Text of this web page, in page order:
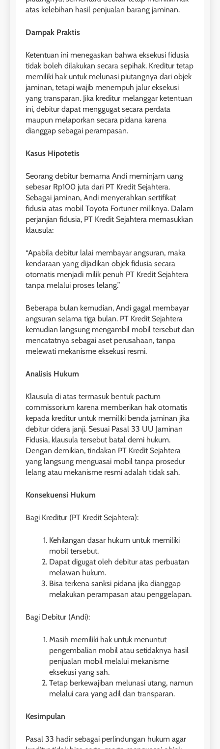
atas kelebihan hasil penjualan barang jaminan.
Dampak Praktis
Ketentuan ini menegaskan bahwa eksekusi fidusia
tidak boleh dilakukan secara sepihak. Kreditur tetap
memiliki hak untuk melunasi piutangnya dari objek
jaminan, tetapi wajib menempuh jalur eksekusi
yang transparan. Jika kreditur melanggar ketentuan
ini, debitur dapat menggugat secara perdata
maupun melaporkan secara pidana karena
dianggap sebagai perampasan.
Kasus Hipotetis
Seorang debitur bernama Andi meminjam uang
sebesar Rp100 juta dari PT Kredit Sejahtera.
Sebagai jaminan, Andi menyerahkan sertifikat
fidusia atas mobil Toyota Fortuner miliknya. Dalam
perjanjian fidusia, PT Kredit Sejahtera memasukkan
klausula:
“Apabila debitur lalai membayar angsuran, maka
kendaraan yang dijadikan objek fidusia secara
otomatis menjadi milik penuh PT Kredit Sejahtera
tanpa melalui proses lelang.”
Beberapa bulan kemudian, Andi gagal membayar
angsuran selama tiga bulan. PT Kredit Sejahtera
kemudian langsung mengambil mobil tersebut dan
mencatatnya sebagai aset perusahaan, tanpa
melewati mekanisme eksekusi resmi.
Analisis Hukum
Klausula di atas termasuk bentuk pactum
commissorium karena memberikan hak otomatis
kepada kreditur untuk memiliki benda jaminan jika
debitur cidera janji. Sesuai Pasal 33 UU Jaminan
Fidusia, klausula tersebut batal demi hukum.
Dengan demikian, tindakan PT Kredit Sejahtera
yang langsung menguasai mobil tanpa prosedur
lelang atau mekanisme resmi adalah tidak sah.
Konsekuensi Hukum
Bagi Kreditur (PT Kredit Sejahtera):
Kehilangan dasar hukum untuk memiliki
mobil tersebut.
Dapat digugat oleh debitur atas perbuatan
melawan hukum.
Bisa terkena sanksi pidana jika dianggap
melakukan perampasan atau penggelapan.
Bagi Debitur (Andi):
Masih memiliki hak untuk menuntut
pengembalian mobil atau setidaknya hasil
penjualan mobil melalui mekanisme
eksekusi yang sah.
Tetap berkewajiban melunasi utang, namun
melalui cara yang adil dan transparan.
Kesimpulan
Pasal 33 hadir sebagai perlindungan hukum agar